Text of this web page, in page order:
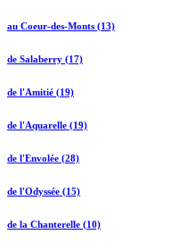
au Coeur-des-Monts (13)
de Salaberry (17)
de l'Amitié (19)
de l'Aquarelle (19)
de l'Envolée (28)
de l'Odyssée (15)
de la Chanterelle (10)